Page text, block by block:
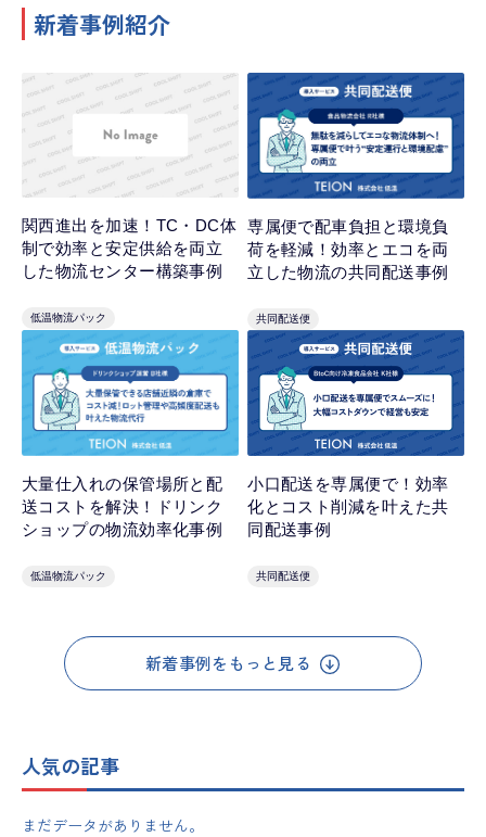
新着事例紹介
関西進出を加速！TC・DC体
制で効率と安定供給を両立
した物流センター構築事例
低温物流パック
専属便で配車負担と環境負
荷を軽減！効率とエコを両
立した物流の共同配送事例
共同配送便
大量仕入れの保管場所と配
送コストを解決！ドリンク
ショップの物流効率化事例
低温物流パック
小口配送を専属便で！効率
化とコスト削減を叶えた共
同配送事例
共同配送便
新着事例をもっと見る
人気の記事
まだデータがありません。